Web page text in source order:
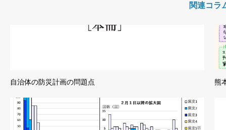
関連コラ
自治体の防災計画の問題点 熊